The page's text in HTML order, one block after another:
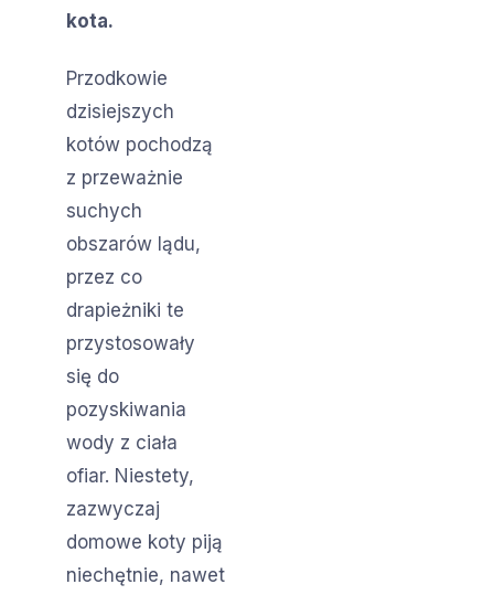
kota.
Przodkowie
dzisiejszych
kotów pochodzą
z przeważnie
suchych
obszarów lądu,
przez co
drapieżniki te
przystosowały
się do
pozyskiwania
wody z ciała
ofiar. Niestety,
zazwyczaj
domowe koty piją
niechętnie, nawet